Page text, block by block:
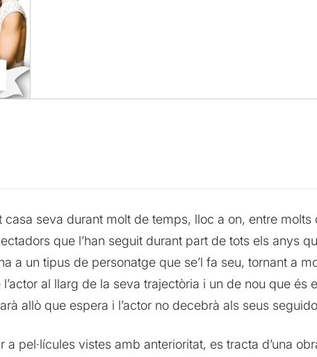
casa seva durant molt de temps, lloc a on, entre molts
que l’han seguit durant part de tots els anys
a un tipus de personatge que se’l fa seu, tornant a
al llarg de la seva trajectòria i un de nou que és
allò que espera i l’actor no decebrà als seus
pel·lícules vistes amb anterioritat, es tracta d’una